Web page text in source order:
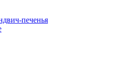
печенья